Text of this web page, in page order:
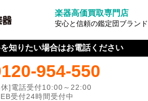
楽器高価買取専門店
安心と信頼の鑑定団ブランド
知りたい場合はお電話ください
954-550
休]電話受付10:00～22:00
受付24時間受付中